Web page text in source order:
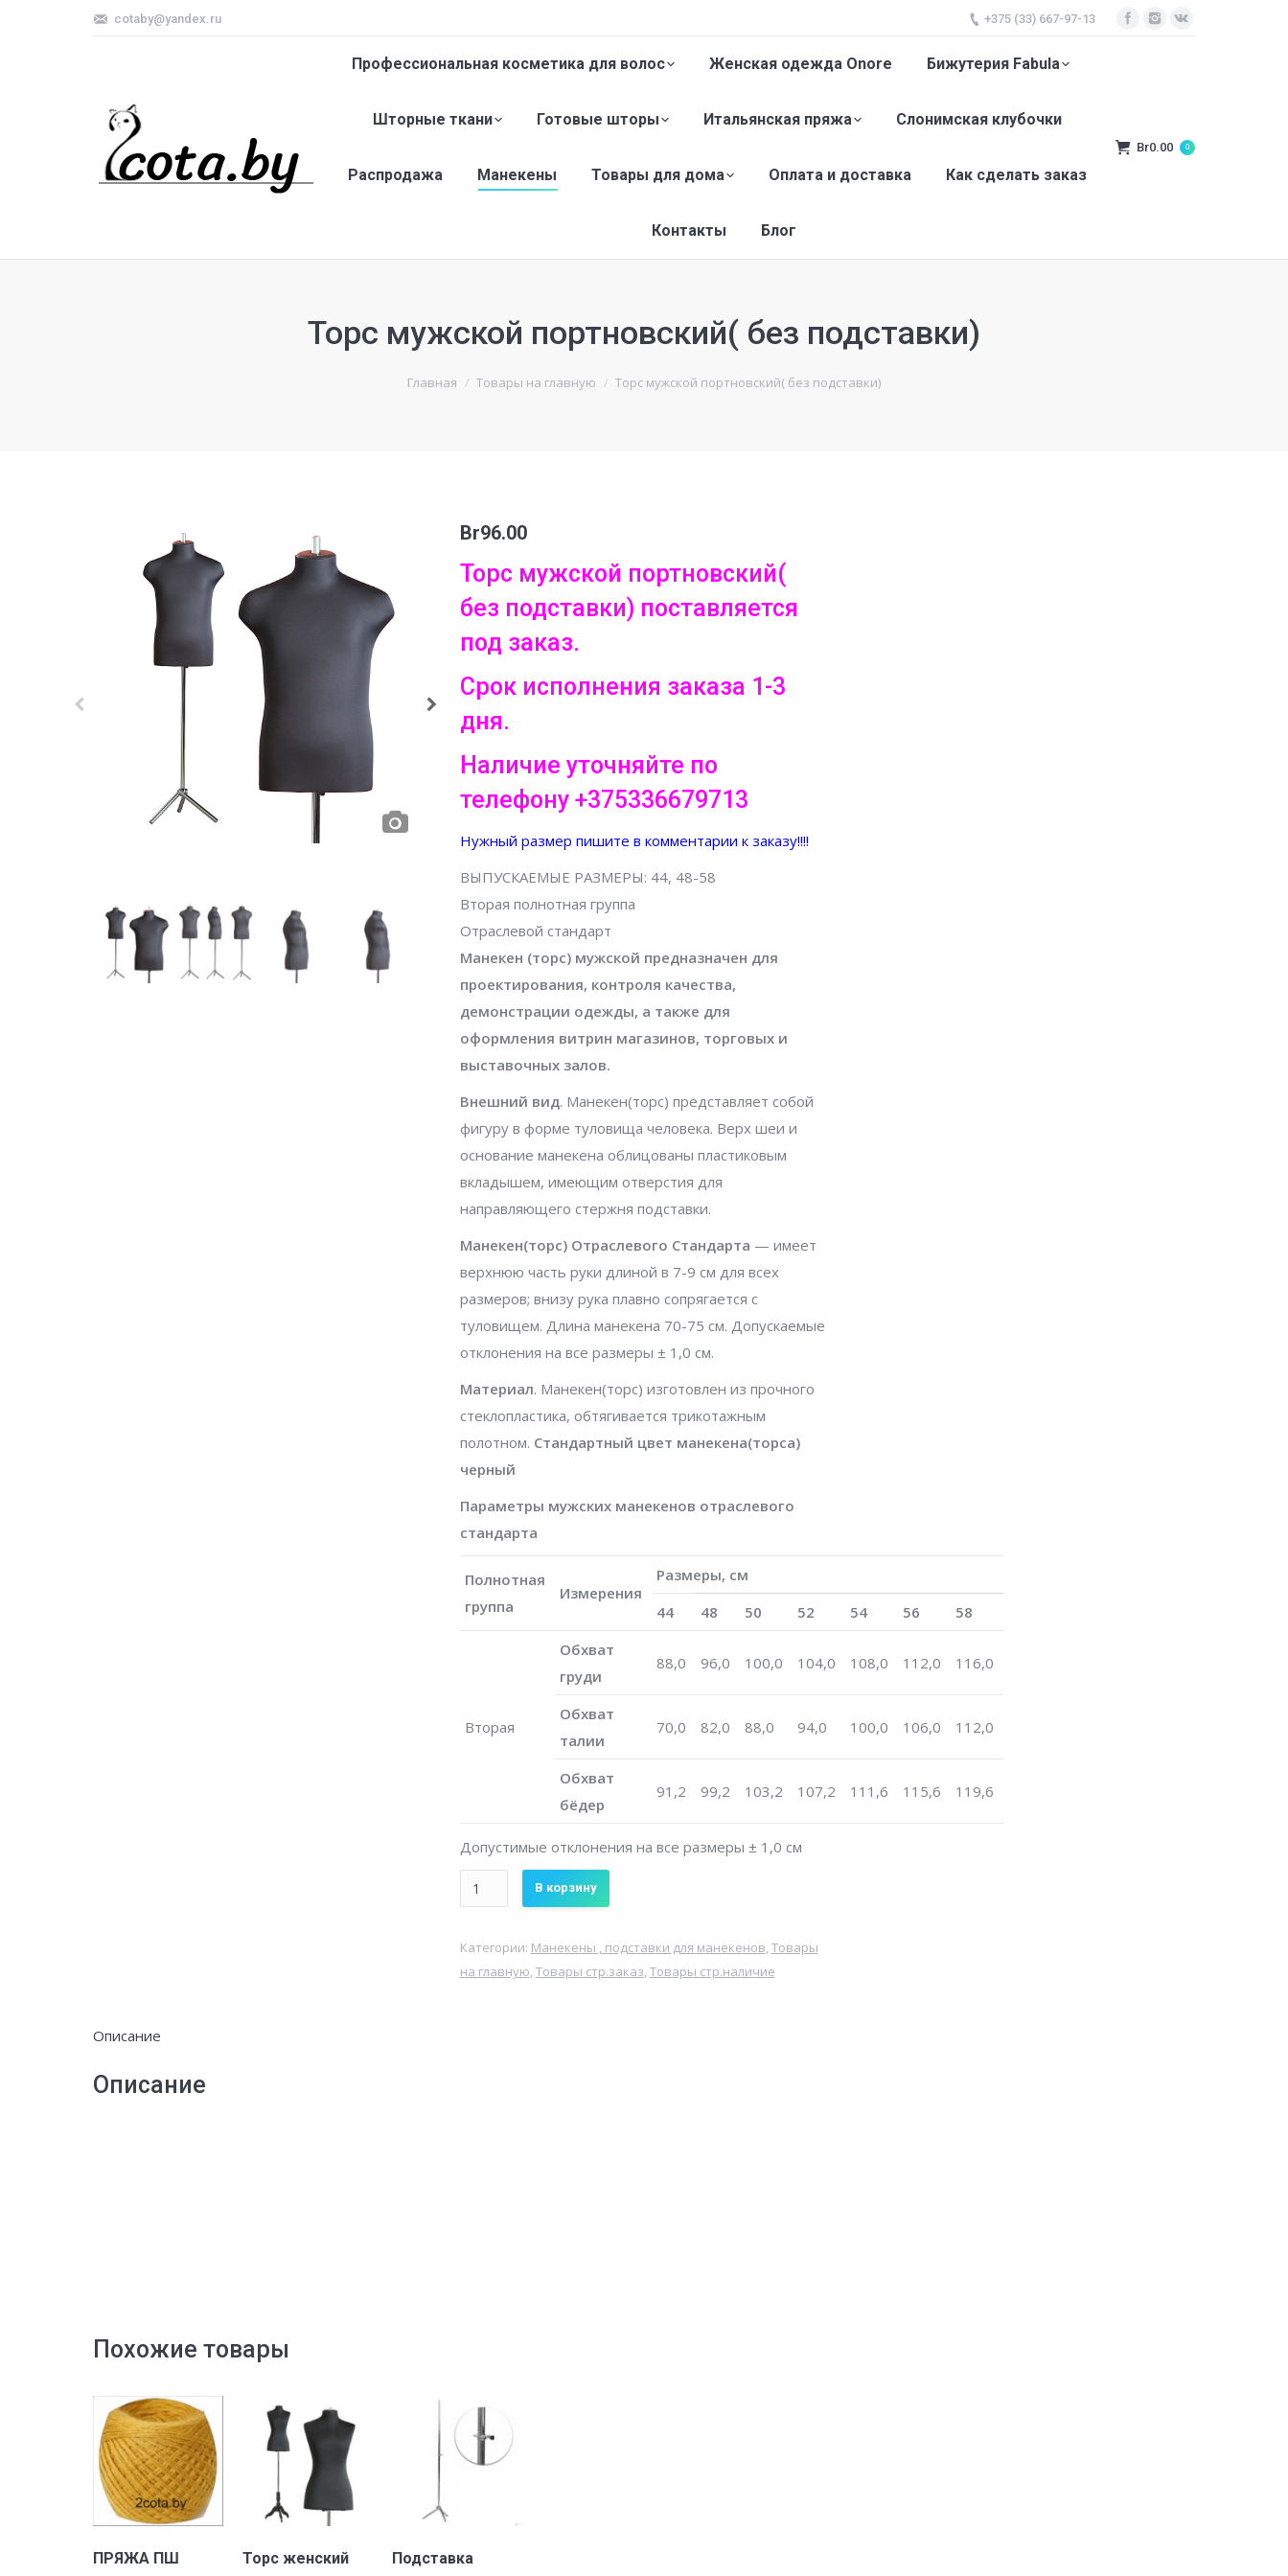
cotaby@yandex.ru +375 (33) 667-97-13
Профессиональная косметика для волос Женская одежда Onore Бижутерия Fabula
Шторные ткани Готовые шторы Итальянская пряжа Слонимская клубочки
Распродажа Манекены Товары для дома Оплата и доставка Как сделать заказ
Контакты Блог
Br0.00 0
Торс мужской портновский( без подставки)
Главная Товары на главную Торс мужской портновский( без подставки)
Br96.00
Торс мужской портновский(
без подставки) поставляется
под заказ.
Срок исполнения заказа 1-3
дня.
Наличие уточняйте по
телефону +375336679713
Нужный размер пишите в комментарии к заказу!!!!
ВЫПУСКАЕМЫЕ РАЗМЕРЫ: 44, 48-58
Вторая полнотная группа
Отраслевой стандарт
Манекен (торс) мужской предназначен для
проектирования, контроля качества,
демонстрации одежды, а также для
оформления витрин магазинов, торговых и
выставочных залов.
Внешний вид. Манекен(торс) представляет собой
фигуру в форме туловища человека. Верх шеи и
основание манекена облицованы пластиковым
вкладышем, имеющим отверстия для
направляющего стержня подставки.
Манекен(торс) Отраслевого Стандарта — имеет
верхнюю часть руки длиной в 7-9 см для всех
размеров; внизу рука плавно сопрягается с
туловищем. Длина манекена 70-75 см. Допускаемые
отклонения на все размеры ± 1,0 см.
Материал. Манекен(торс) изготовлен из прочного
стеклопластика, обтягивается трикотажным
полотном. Стандартный цвет манекена(торса)
черный
Параметры мужских манекенов отраслевого
стандарта
Полнотная
группа
Измерения
Размеры, см
44
48 50 52 54 56 58
Вторая
Обхват
груди
88,0 96,0 100,0 104,0 108,0 112,0 116,0
Обхват
талии
70,0 82,0 88,0 94,0 100,0 106,0 112,0
Обхват
бёдер
91,2 99,2 103,2 107,2 111,6 115,6 119,6
Допустимые отклонения на все размеры ± 1,0 см
Количество
Торс
портновский(
В корзину
Категории: Манекены , подставки для манекенов, Товары
на главную, Товары стр.заказ, Товары стр.наличие
Описание
Описание
Похожие товары
ПРЯЖА ПШ
В корзину
Торс женский Подставка